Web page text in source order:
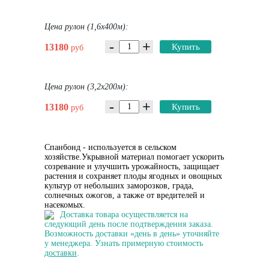
Цена рулон (1,6х400м):
13180 руб - + Купить
Цена рулон (3,2х200м):
13180 руб - + Купить
Спанбонд - используется в сельском
хозяйстве.Укрывной материал помогает ускорить
созревание и улучшить урожайность, защищает
растения и сохраняет плоды ягодных и овощных
культур от небольших заморозков, града,
солнечных ожогов, а также от вредителей и
насекомых.
Доставка товара осуществляется на
следующий день после подтверждения заказа.
Возможность доставки «день в день» уточняйте
у менеджера. Узнать примерную стоимость
доставки.